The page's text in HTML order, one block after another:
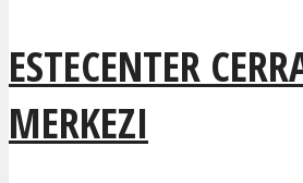
ESTECENTER
MERKEZI